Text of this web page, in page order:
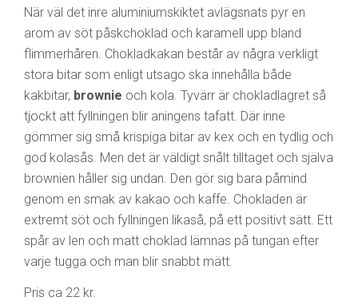
När väl det inre aluminiumskiktet avlägsnats pyr en
arom av söt påskchoklad och karamell upp bland
flimmerhåren. Chokladkakan består av några verkligt
stora bitar som enligt utsago ska innehålla både
kakbitar, brownie och kola. Tyvärr är chokladlagret så
tjockt att fyllningen blir aningens tafatt. Där inne
gömmer sig små krispiga bitar av kex och en tydlig och
god kolasås. Men det är väldigt snålt tilltaget och själva
brownien håller sig undan. Den gör sig bara påmind
genom en smak av kakao och kaffe. Chokladen är
extremt söt och fyllningen likaså, på ett positivt sätt. Ett
spår av len och matt choklad lämnas på tungan efter
varje tugga och man blir snabbt mätt.
Pris ca 22 kr.